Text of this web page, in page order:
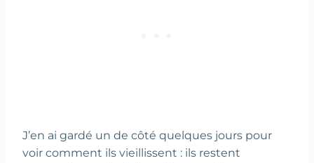
J’en ai gardé un de côté quelques jours pour
voir comment ils vieillissent : ils restent